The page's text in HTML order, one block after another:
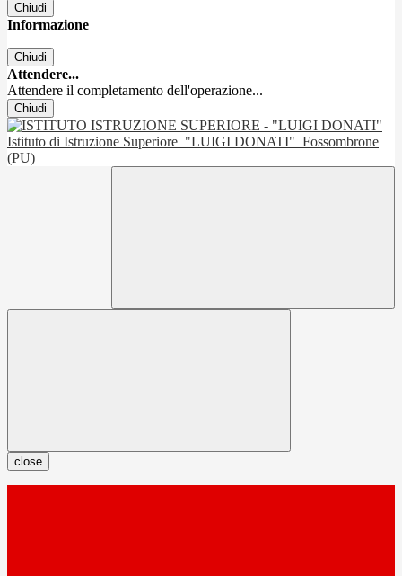
Chiudi
Informazione
Chiudi
Attendere...
Attendere il completamento dell'operazione...
Chiudi
Istituto di Istruzione Superiore "LUIGI DONATI" Fossombrone
(PU)
close